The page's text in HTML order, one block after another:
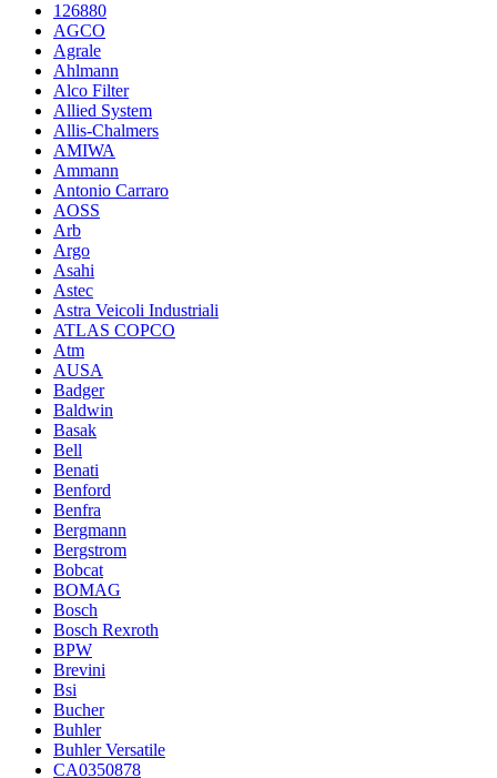
126880
AGCO
Agrale
Ahlmann
Alco Filter
Allied System
Allis-Chalmers
AMIWA
Ammann
Antonio Carraro
AOSS
Arb
Argo
Asahi
Astec
Astra Veicoli Industriali
ATLAS COPCO
Atm
AUSA
Badger
Baldwin
Basak
Bell
Benati
Benford
Benfra
Bergmann
Bergstrom
Bobcat
BOMAG
Bosch
Bosch Rexroth
BPW
Brevini
Bsi
Bucher
Buhler
Buhler Versatile
CA0350878